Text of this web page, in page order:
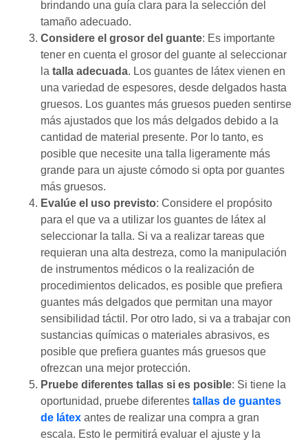
brindando una guía clara para la selección del
tamaño adecuado.
Considere el grosor del guante: Es importante
tener en cuenta el grosor del guante al seleccionar
la talla adecuada. Los guantes de látex vienen en
una variedad de espesores, desde delgados hasta
gruesos. Los guantes más gruesos pueden sentirse
más ajustados que los más delgados debido a la
cantidad de material presente. Por lo tanto, es
posible que necesite una talla ligeramente más
grande para un ajuste cómodo si opta por guantes
más gruesos.
Evalúe el uso previsto: Considere el propósito
para el que va a utilizar los guantes de látex al
seleccionar la talla. Si va a realizar tareas que
requieran una alta destreza, como la manipulación
de instrumentos médicos o la realización de
procedimientos delicados, es posible que prefiera
guantes más delgados que permitan una mayor
sensibilidad táctil. Por otro lado, si va a trabajar con
sustancias químicas o materiales abrasivos, es
posible que prefiera guantes más gruesos que
ofrezcan una mejor protección.
Pruebe diferentes tallas si es posible: Si tiene la
oportunidad, pruebe diferentes tallas de guantes
de látexantes de realizar una compra a gran
escala. Esto le permitirá evaluar el ajuste y la